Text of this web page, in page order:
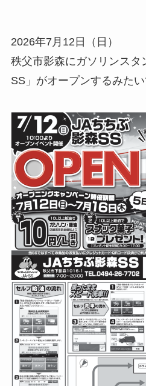
2026年7月12日（日）
秩父市影森にガソリンスタ
SS」がオープンするみたい